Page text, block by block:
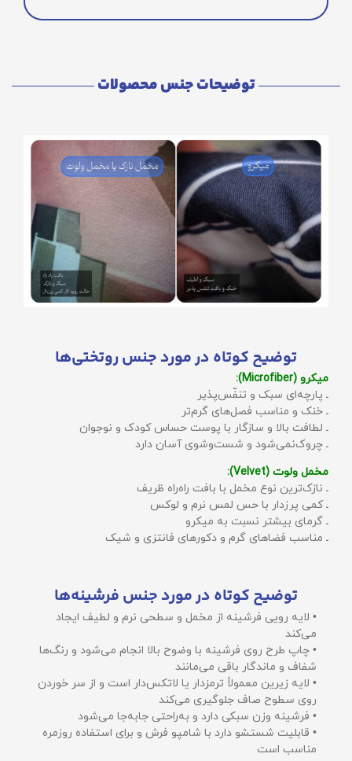
توضیحات جنس محصولات
توضیح کوتاه در مورد جنس روتختی‌ها
میکرو (Microfiber):
ـ پارچه‌ای سبک و تنفّس‌پذیر
ـ خنک و مناسب فصل‌های گرم‌تر
ـ لطافت بالا و سازگار با پوست حساس کودک و نوجوان
ـ چروک‌نمی‌شود و شست‌وشوی آسان دارد
مخمل ولوت (Velvet):
ـ نازک‌ترین نوع مخمل با بافت راه‌راه ظریف
ـ کمی پرزدار با حس لمس نرم و لوکس
ـ گرمای بیشتر نسبت به میکرو
ـ مناسب فضاهای گرم و دکورهای فانتزی و شیک
توضیح کوتاه در مورد جنس فرشینه‌ها
• لایه رویی فرشینه از مخمل و سطحی نرم و لطیف ایجاد
می‌کند
• چاپ طرح روی فرشینه با وضوح بالا انجام می‌شود و رنگ‌ها
شفاف و ماندگار باقی می‌مانند
• لایه زیرین معمولاً ترمزدار یا لاتکس‌دار است و از سر خوردن
روی سطوح صاف جلوگیری می‌کند
• فرشینه وزن سبکی دارد و به‌راحتی جابه‌جا می‌شود
• قابلیت شستشو دارد با شامپو فرش و برای استفاده روزمره
مناسب است